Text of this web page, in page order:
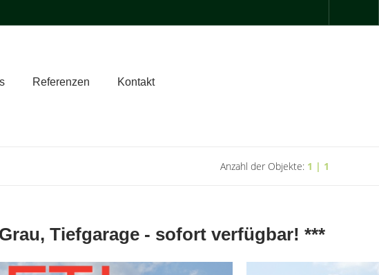
Referenzen Kontakt
Anzahl der Objekte: 1 | 1
Tiefgarage - sofort verfügbar! ***